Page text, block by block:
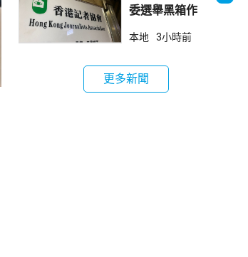
委選舉黑箱作
國安一定「釘死
本地 3小時前
更多新聞